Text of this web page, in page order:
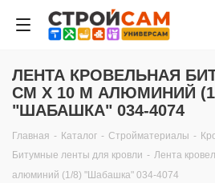
ЛЕНТА КРОВЕЛЬНАЯ
СМ Х 10 М АЛЮМИНИЙ
"ШАБАШКА" 034-4074
Главная - Каталог - Стройматериалы -
Битумные ленты для кровли - Лента
алюминий (1/8) "Шабашка" 034-4074